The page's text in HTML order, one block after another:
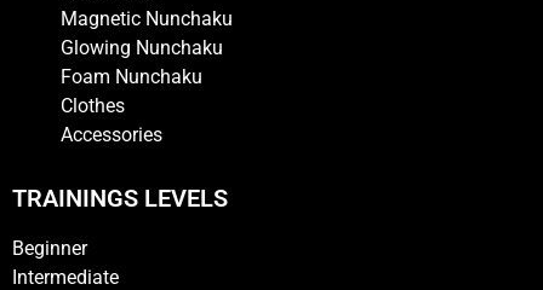
Magnetic Nunchaku
Glowing Nunchaku
Foam Nunchaku
Clothes
Accessories
TRAININGS LEVELS
Beginner
Intermediate